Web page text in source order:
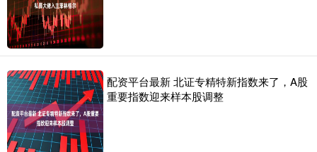
配资平台最新 北证专精特新指数来了，A股
重要指数迎来样本股调整